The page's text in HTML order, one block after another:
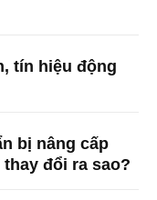
tín hiệu động
bị nâng cấp
thay đổi ra sao?